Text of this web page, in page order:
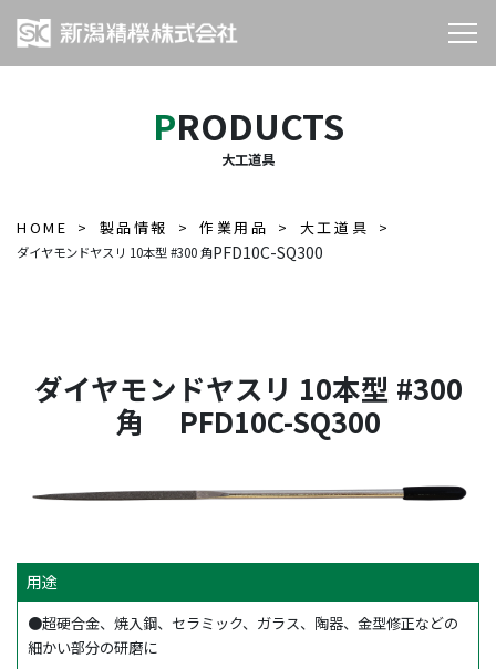
PRODUCTS
大工道具
HOME 製品情報 作業用品 大工道具
ダイヤモンドヤスリ 10本型 #300 角PFD10C-SQ300
ダイヤモンドヤスリ 10本型 #300
角 PFD10C-SQ300
用途
●超硬合金、焼入鋼、セラミック、ガラス、陶器、金型修正などの
細かい部分の研磨に